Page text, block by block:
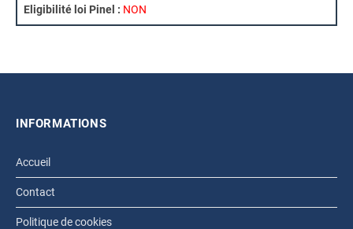
Eligibilité loi Pinel : NON
INFORMATIONS
Accueil
Contact
Politique de cookies